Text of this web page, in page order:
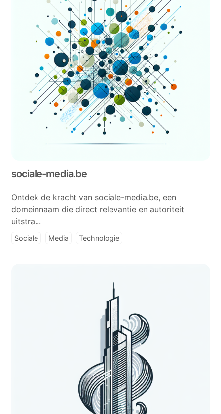
sociale-media.be
Ontdek de kracht van sociale-media.be, een
domeinnaam die direct relevantie en autoriteit
uitstra...
Sociale Media Technologie